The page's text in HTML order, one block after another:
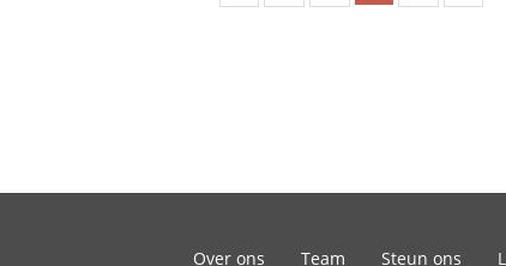
Over ons Team Steun ons